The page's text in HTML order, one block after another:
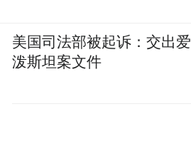
美国司法部被起诉：交出爱
泼斯坦案文件